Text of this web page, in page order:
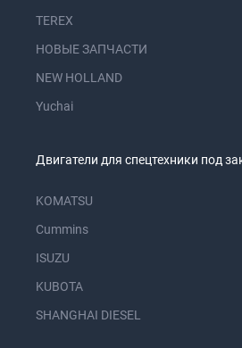
TEREX
НОВЫЕ ЗАПЧАСТИ
NEW HOLLAND
Yuchai
Двигатели для спецтехники под
KOMATSU
Cummins
ISUZU
KUBOTA
SHANGHAI DIESEL